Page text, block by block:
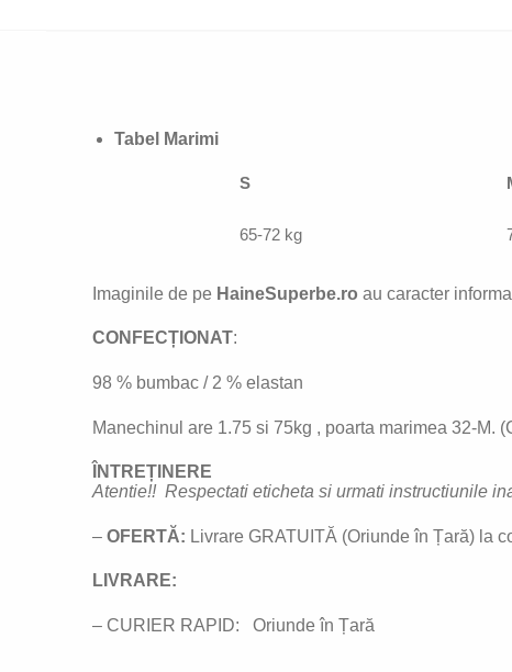
Tabel Marimi
S
65-72 kg
Imaginile de pe HaineSuperbe.ro au caracter
CONFECȚIONAT:
98 % bumbac / 2 % elastan
Manechinul are 1.75 si 75kg , poarta marimea 32-M.
ÎNTREȚINERE
Atentie!! Respectati eticheta si urmati instructiunile
– OFERTĂ: Livrare GRATUITĂ (Oriunde în Țară) la
LIVRARE:
– CURIER RAPID: Oriunde în Țară